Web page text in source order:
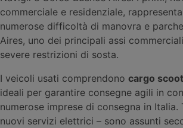
commerciale e residenziale,
numerose difficoltà di manovra e
Aires, uno dei principali assi
severe restrizioni di sosta.
I veicoli usati comprendono cargo
ideali per garantire consegne agili in
numerose imprese di consegna in
nuovi servizi elettrici – sono assunti